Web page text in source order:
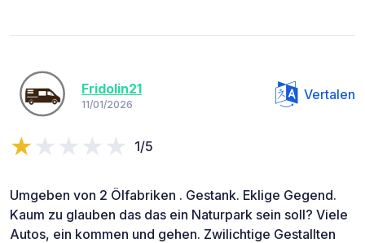
Fridolin21
11/01/2026
Vertalen
1/5
Umgeben von 2 Ölfabriken . Gestank. Eklige Gegend.
Kaum zu glauben das das ein Naturpark sein soll? Viele
Autos, ein kommen und gehen. Zwilichtige Gestallten